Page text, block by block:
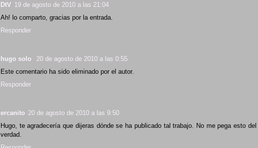
DtV 19 de agosto de 2010 a las 21:04
Ah! lo comparto, gracias por la entrada.
Responder
hugo solo
20 de agosto de 2010 a las 0:55
Este comentario ha sido eliminado por el autor.
Responder
ercanito 20 de agosto de 2010 a las 9:50
Hugo, te agradecería que dijeras dónde se ha publicado tal trabajo. No me pega esto
verdad.